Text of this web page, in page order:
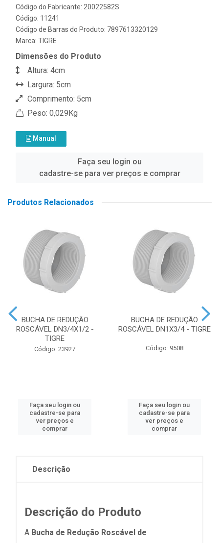
Código do Fabricante: 20022582S
Código: 11241
Código de Barras do Produto: 7897613320129
Marca: TIGRE
Dimensões do Produto
Altura: 4cm
Largura: 5cm
Comprimento: 5cm
Peso: 0,029Kg
Manual
Faça seu login ou
cadastre-se para ver preços e comprar
Produtos Relacionados
BUCHA DE REDUÇÃO
ROSCÁVEL DN3/4X1/2 -
TIGRE
Código: 23927
Faça seu login ou
cadastre-se para
ver preços e
comprar
BUCHA DE REDUÇÃO
ROSCÁVEL DN1X3/4 - TIGRE
Código: 9508
Faça seu login ou
cadastre-se para
ver preços e
comprar
Descrição
Descrição do Produto
A Bucha de Redução Roscável de